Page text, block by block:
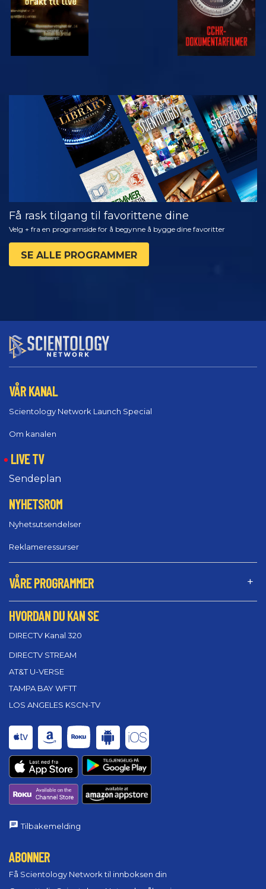
SE
UTFORSK
SERIEN
Få rask tilgang til favorittene dine
Velg + fra en programside for å begynne å bygge dine favoritter
SE ALLE PROGRAMMER
VÅR KANAL
Scientology Network Launch Special
Om kanalen
LIVE TV
Sendeplan
NYHETSROM
Nyhetsutsendelser
Reklameressurser
VÅRE PROGRAMMER
HVORDAN DU KAN SE
DIRECTV Kanal 320
DIRECTV STREAM
AT&T U-VERSE
TAMPA BAY WFTT
LOS ANGELES KSCN-TV
Tilbakemelding
ABONNER
Få Scientology Network til innboksen din